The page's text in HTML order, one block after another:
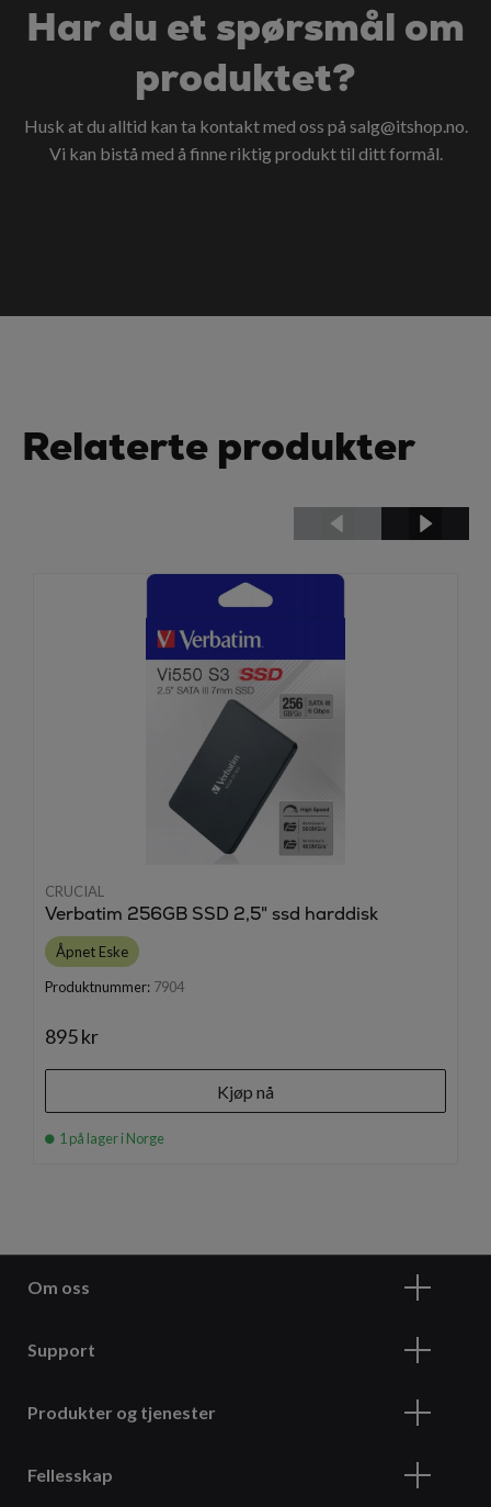
Har du et spørsmål om
produktet?
Husk at du alltid kan ta kontakt med oss på salg@itshop.no.
Vi kan bistå med å finne riktig produkt til ditt formål.
Relaterte produkter
CRUCIAL
Verbatim 256GB SSD 2,5" ssd harddisk
Åpnet Eske
Produktnummer: 7904
895 kr
Kjøp nå
1 på lager i Norge
Om oss
Support
Produkter og tjenester
Fellesskap